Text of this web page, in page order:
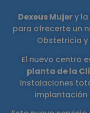
Dexeus Mujery la
para ofrecerte un
Obstetricia
El nuevo centro
planta de la
instalaciones
implantación